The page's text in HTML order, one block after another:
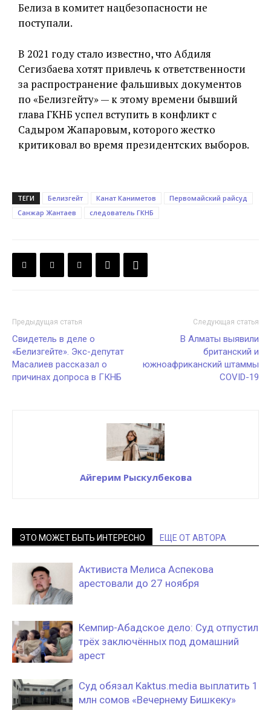
Белиза в комитет нацбезопасности не
поступали.
В 2021 году стало известно, что Абдиля
Сегизбаева хотят привлечь к ответственности
за распространение фальшивых документов
по «Белизгейту» — к этому времени бывший
глава ГКНБ успел вступить в конфликт с
Садыром Жапаровым, которого жестко
критиковал во время президентских выборов.
ТЕГИ Белизгейт Канат Каниметов
Первомайский райсуд
Санжар Жантаев
следователь ГКНБ
Предыдущая статья
Свидетель в деле о
«Белизгейте». Экс-депутат
Масалиев рассказал о
причинах допроса в ГКНБ
Следующая статья
В Алматы выявили
британский и
южноафриканский штаммы
COVID-19
Айгерим Рыскулбекова
ЭТО МОЖЕТ БЫТЬ ИНТЕРЕСНО ЕЩЕ ОТ АВТОРА
Активиста Мелиса Аспекова
арестовали до 27 ноября
Кемпир-Абадское дело: Суд отпустил
трёх заключённых под домашний
арест
Суд обязал Kaktus.media выплатить 1
млн сомов «Вечернему Бишкеку»